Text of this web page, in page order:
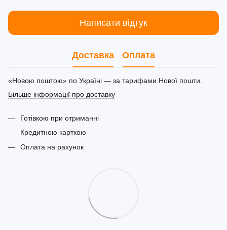
Написати відгук
Доставка Оплата
«Новою поштою» по Україні — за тарифами Нової пошти.
Більше інформації про доставку
Готівкою при отриманні
Кредитною карткою
Оплата на рахунок